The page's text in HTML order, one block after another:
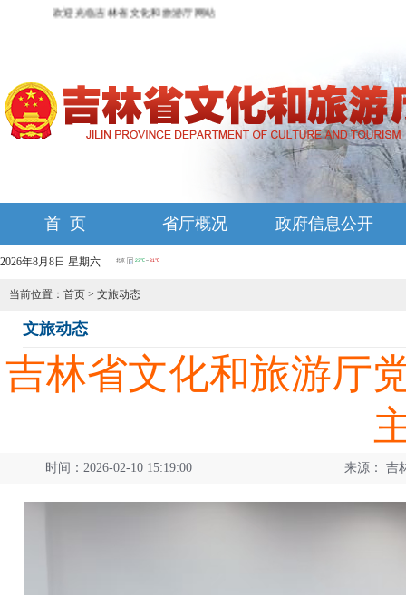
欢迎光临吉林省文化和旅游厅网站
首 页 省厅概况 政府信息公开
2026年8月8日 星期六
当前位置： 首页 > 文旅动态
文旅动态
吉林省文化和旅游厅
时间：2026-02-10 15:19:00 来源： 吉